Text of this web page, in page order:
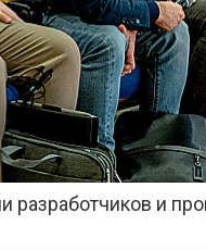
разработчиков и